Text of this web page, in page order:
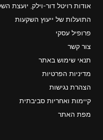
אודות רויטל דור-וילק, יועצת
התועלות של ייעוץ השקעות
פרופיל עסקי
צור קשר
תנאי שימוש באתר
מדיניות הפרטיות
הצהרת נגישות
קיימות ואחריות סביבתית
מפת האתר